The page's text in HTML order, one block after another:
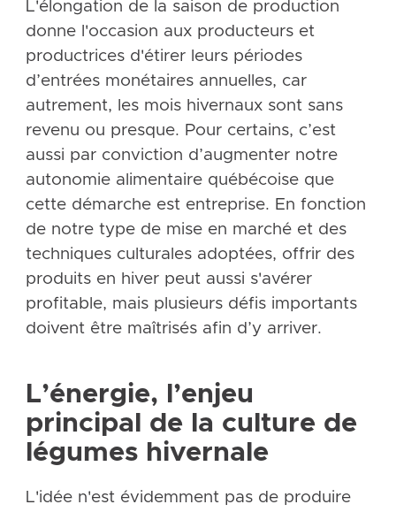
L'élongation de la saison de production
donne l'occasion aux producteurs et
productrices d'étirer leurs périodes
d’entrées monétaires annuelles, car
autrement, les mois hivernaux sont sans
revenu ou presque. Pour certains, c’est
aussi par conviction d’augmenter notre
autonomie alimentaire québécoise que
cette démarche est entreprise. En fonction
de notre type de mise en marché et des
techniques culturales adoptées, offrir des
produits en hiver peut aussi s'avérer
profitable, mais plusieurs défis importants
doivent être maîtrisés afin d’y arriver.
L’énergie, l’enjeu
principal de la culture de
légumes hivernale
L'idée n'est évidemment pas de produire